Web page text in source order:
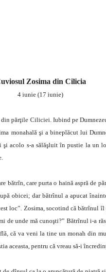
Zosima din Cilicia
4 iunie (17 iunie)
părţile Ciliciei. Iubind pe
monahală şi a bineplăcut lui
acolo s-a sălăşluit în pustie la un
bătrîn, care purta o haină aspră de
obicei; dar bătrînul a apucat
loc”. Zosima, socotind că bătrînul
de unde mă cunoşti?” Bătrînul i-a
că va veni la tine un monah din
aceasta, pentru că vreau să-i